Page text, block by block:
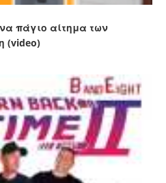
πάγιο αίτημα των
(video)